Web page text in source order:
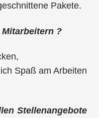
Pakete.
?
Spaß am Arbeiten
Stellenangebote